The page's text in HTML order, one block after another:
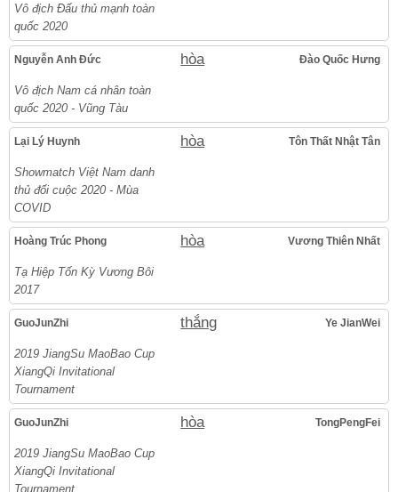
Vô địch Đấu thủ mạnh toàn
quốc 2020
Nguyễn Anh Đức hòa Đào Quốc Hưng
Vô địch Nam cá nhân toàn
quốc 2020 - Vũng Tàu
Lại Lý Huynh hòa Tôn Thất Nhật Tân
Showmatch Việt Nam danh
thủ đối cuộc 2020 - Mùa
COVID
Hoàng Trúc Phong hòa Vương Thiên Nhất
Tạ Hiệp Tốn Kỳ Vương Bôi
2017
GuoJunZhi thắng Ye JianWei
2019 JiangSu MaoBao Cup
XiangQi Invitational
Tournament
GuoJunZhi hòa TongPengFei
2019 JiangSu MaoBao Cup
XiangQi Invitational
Tournament